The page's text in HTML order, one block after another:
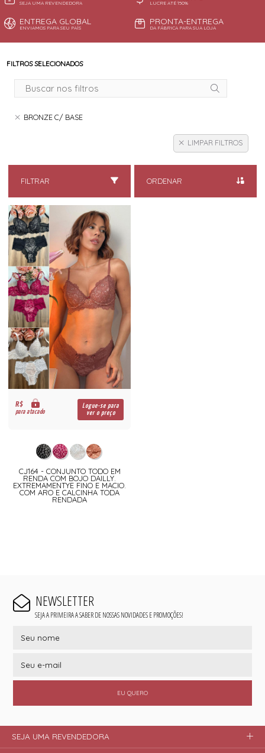
SEJA UMA REVENDEDORA LUCRE ATÉ 150%
ENTREGA GLOBAL
ENVIAMOS PARA SEU PAÍS
PRONTA-ENTREGA
DA FÁBRICA PARA SUA LOJA
FILTROS SELECIONADOS
BRONZE C/ BASE
LIMPAR FILTROS
FILTRAR ORDENAR
R$
para atacado
Logue-se para
ver o preço
CJ164 - CONJUNTO TODO EM
RENDA COM BOJO DAILLY.
EXTREMAMENTYE FINO E MACIO.
COM ARO E CALCINHA TODA
RENDADA
NEWSLETTER
SEJA A PRIMEIRA A SABER DE NOSSAS NOVIDADES E PROMOÇÕES!
EU QUERO
SEJA UMA REVENDEDORA